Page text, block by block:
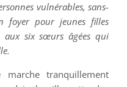
vulnérables, sans-
foyer pour jeunes filles
aux six sœurs âgées qui
tranquillement